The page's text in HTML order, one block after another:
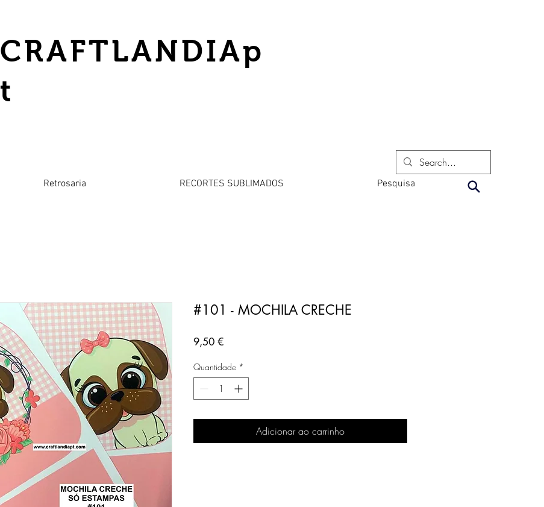
CRAFTLANDIAp
t
Retrosaria RECORTES SUBLIMADOS Pesquisa
#101 - MOCHILA CRECHE
9,50 €Preço
Quantidade *
Adicionar ao carrinho